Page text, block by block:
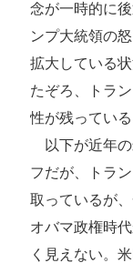
念が一時的に
ンプ大統領の
拡大している
たぞろ、トラ
性が残っている
以下が近年の
フだが、トラ
取っているが
オバマ政権時
く見えない。